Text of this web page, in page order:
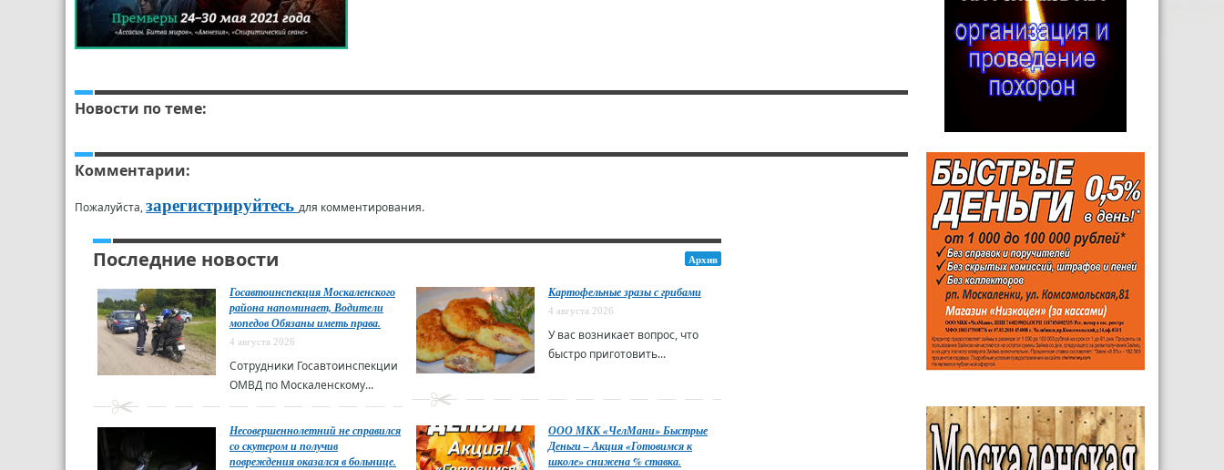
Новости по теме:
Комментарии:
Пожалуйста,зарегистрируйтесь для комментирования.
Последние новости Архив
Госавтоинспекция Москаленского
района напоминает, Водители
мопедов Обязаны иметь права.
4 августа 2026
Сотрудники Госавтоинспекции
ОМВД по Москаленскому...
Картофельные зразы с грибами
4 августа 2026
У вас возникает вопрос, что
быстро приготовить...
Несовершеннолетний не справился
со скутером и получив
повреждения оказался в больнице.
ООО МКК «ЧелМани» Быстрые
Деньги – Акция «Готовимся к
школе» снижена % ставка.